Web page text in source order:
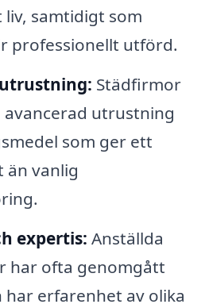
samtidigt som
professionellt utförd.
Städfirmor
utrustning
som ger ett
vanlig
expertis: Anställda
har ofta genomgått
erfarenhet av olika